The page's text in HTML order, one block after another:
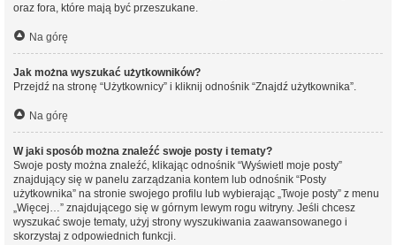
oraz fora, które mają być przeszukane.
Na górę
Jak można wyszukać użytkowników?
Przejdź na stronę “Użytkownicy” i kliknij odnośnik “Znajdź użytkownika”.
Na górę
W jaki sposób można znaleźć swoje posty i tematy?
Swoje posty można znaleźć, klikając odnośnik “Wyświetl moje posty”
znajdujący się w panelu zarządzania kontem lub odnośnik “Posty
użytkownika” na stronie swojego profilu lub wybierając „Twoje posty” z menu
„Więcej…” znajdującego się w górnym lewym rogu witryny. Jeśli chcesz
wyszukać swoje tematy, użyj strony wyszukiwania zaawansowanego i
skorzystaj z odpowiednich funkcji.